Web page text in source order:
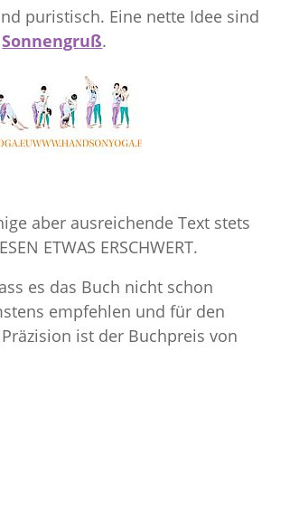
puristisch. Eine nette Idee sind
Sonnengruß.
aber ausreichende Text stets
ETWAS ERSCHWERT.
es das Buch nicht schon
empfehlen und für den
ist der Buchpreis von